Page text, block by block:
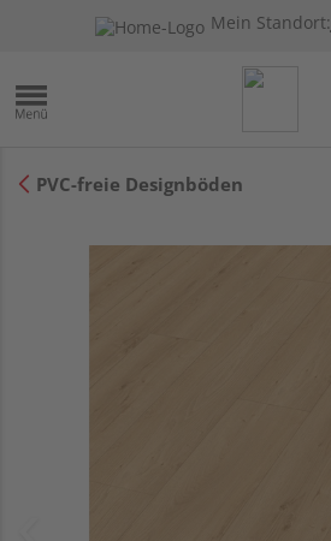
Mein Standort:
PVC-freie Designböden